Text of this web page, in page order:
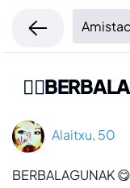
Alaitxu, 50
BERBALAGUNAK